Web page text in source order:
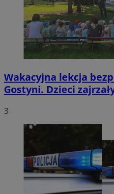
Wakacyjna lekcja
Gostyni. Dzieci
3